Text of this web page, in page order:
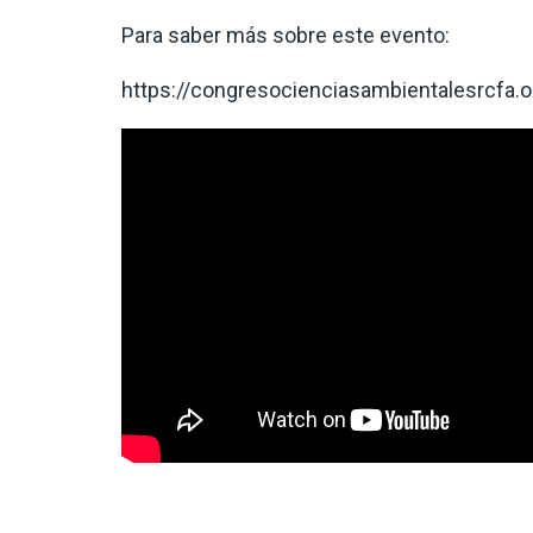
Para saber más sobre este evento:
https://